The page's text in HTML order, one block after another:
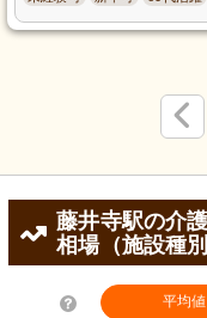
藤井寺駅の介
相場（施設種別
平均値